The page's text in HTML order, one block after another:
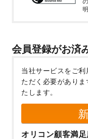
会員登録がお済
当社サービスをご
ただく必要がありま
たします。
オリコン顧客満足